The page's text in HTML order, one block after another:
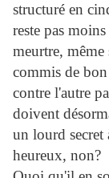
structuré en
reste pas
meurtre,
commis de
contre l'autre
doivent
un lourd secret
heureux, non?